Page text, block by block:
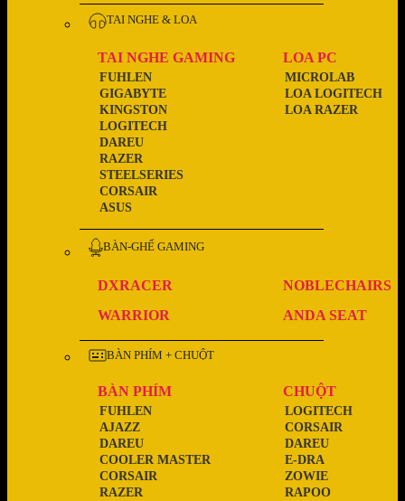
TAI NGHE & LOA
TAI NGHE GAMING
ASUS
CORSAIR
STEELSERIES
RAZER
DAREU
LOGITECH
KINGSTON
GIGABYTE
FUHLEN
LOA PC
LOA RAZER
LOA LOGITECH
MICROLAB
BÀN-GHẾ GAMING
DXRACER
NOBLECHAIRS
WARRIOR
ANDA SEAT
BÀN PHÍM + CHUỘT
BÀN PHÍM
RAZER
CORSAIR
COOLER MASTER
DAREU
AJAZZ
FUHLEN
CHUỘT
RAPOO
ZOWIE
E-DRA
DAREU
CORSAIR
LOGITECH